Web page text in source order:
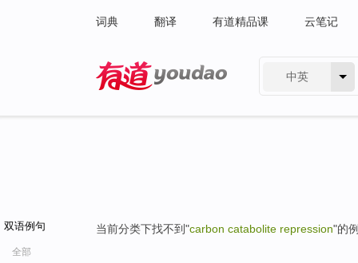
词典 翻译 有道精品课 云笔记
中英
双语例句
全部
当前分类下找不到"carbon catabolite repression"的